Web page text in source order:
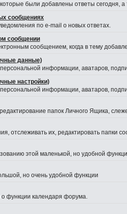
были добавлены ответы сегодня,
сообщениях
по e-mail о новых ответах.
сообщении
сообщением, когда в тему
данные)
персональной информации, аватаров,
настройки)
персональной информации, аватаров,
папок Личного Ящика,
отслеживать их, редактировать папки
этой маленькой, но удобной
но очень удобной функции
функции календаря форума.